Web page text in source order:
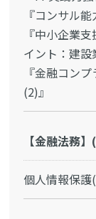
『コンサル
『中小企業
イント：建設
『金融コン
(2)』
【金融法務
個人情報保護